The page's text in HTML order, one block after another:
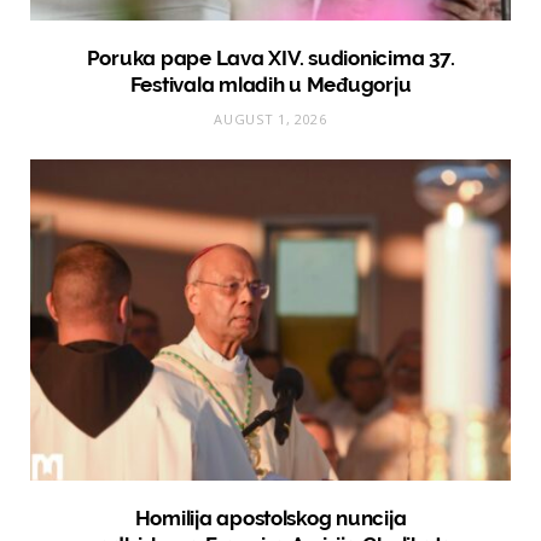
Poruka pape Lava XIV. sudionicima 37.
Festivala mladih u Međugorju
AUGUST 1, 2026
Homilija apostolskog nuncija